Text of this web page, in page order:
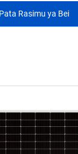
Pata Rasimu ya Bei